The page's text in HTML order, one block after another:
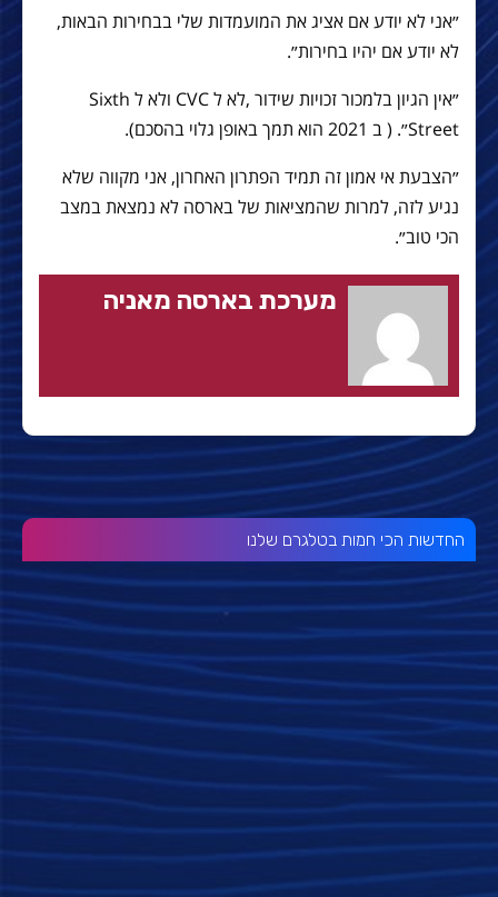
״אני לא יודע אם אציג את המועמדות שלי בבחירות הבאות,
לא יודע אם יהיו בחירות״.
״אין הגיון בלמכור זכויות שידור ,לא ל CVC ולא ל Sixth
Street״. ( ב 2021 הוא תמך באופן גלוי בהסכם).
״הצבעת אי אמון זה תמיד הפתרון האחרון, אני מקווה שלא
נגיע לזה, למרות שהמציאות של בארסה לא נמצאת במצב
הכי טוב״.
מערכת בארסה מאניה
החדשות הכי חמות בטלגרם שלנו